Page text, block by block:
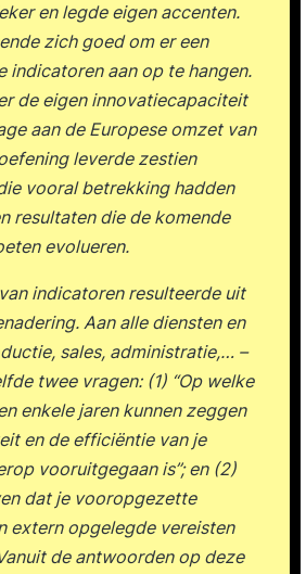
en legde eigen accenten.
zich goed om er een
indicatoren aan op te hangen.
de eigen innovatiecapaciteit
aan de Europese omzet van
leverde zestien
vooral betrekking hadden
resultaten die de komende
evolueren.
indicatoren resulteerde uit
Aan alle diensten en
sales, administratie,… –
twee vragen: (1) “Op welke
enkele jaren kunnen zeggen
en de efficiëntie van je
vooruitgegaan is”; en (2)
dat je vooropgezette
extern opgelegde vereisten
de antwoorden op deze